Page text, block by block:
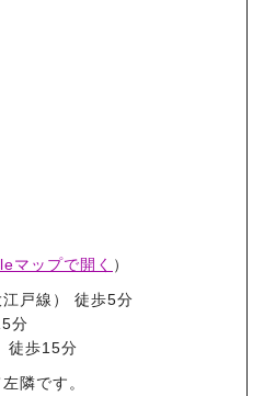
マップで開く ）
江戸線） 徒歩5分
分
徒歩15分
隣です。